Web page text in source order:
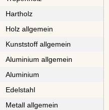
⁠⁠⁠Hartholz
Holz allgemein
Kunststoff allgemein
Aluminium allgemein
⁠⁠⁠Aluminium
⁠⁠⁠⁠⁠⁠⁠⁠Edelstahl
Metall allgemein